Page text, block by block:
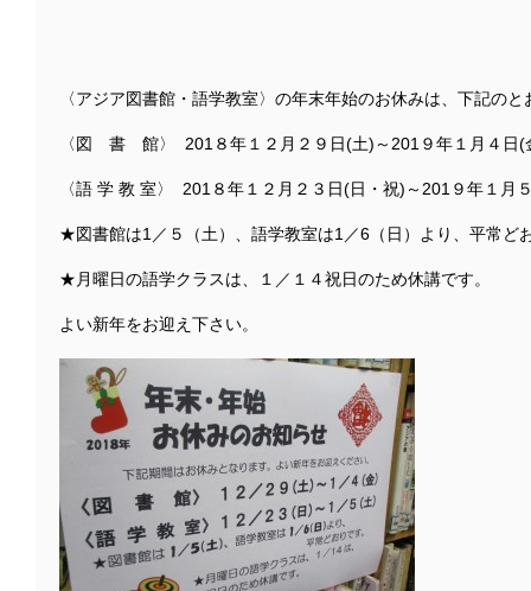
〈アジア図書館・語学教室〉の年末年始のお休みは、下記のと
〈図 書 館〉 201８年１２月２９日(土)～201９年１月４日(
〈語 学 教 室〉 201８年１２月２３日(日・祝)～201９年１月
★図書館は1／５（土）、語学教室は1／6（日）より、平常ど
★月曜日の語学クラスは、１／１４祝日のため休講です。
よい新年をお迎え下さい。